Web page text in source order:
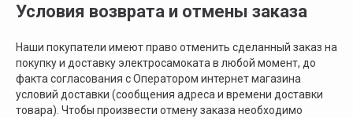
Условия возврата и отмены заказа
Наши покупатели имеют право отменить сделанный заказ на
покупку и доставку электросамоката в любой момент, до
факта согласования с Оператором интернет магазина
условий доставки (сообщения адреса и времени доставки
товара). Чтобы произвести отмену заказа необходимо
Статьи 437(2) Гражданского кодекса РФ.